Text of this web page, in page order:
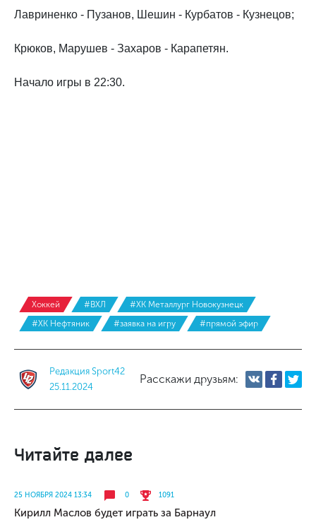
Лавриненко - Пузанов, Шешин - Курбатов - Кузнецов;
Крюков, Марушев - Захаров - Карапетян.
Начало игры в 22:30.
Хоккей #ВХЛ
#ХК Металлург Новокузнецк
#ХК Нефтяник
#заявка на игру #прямой эфир
Редакция Sport42
25.11.2024
Расскажи друзьям:
Читайте далее
25 НОЯБРЯ 2024 13:34 0 1091
Кирилл Маслов будет играть за Барнаул